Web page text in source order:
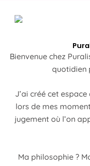
Bienvenue chez
quotidien
J’ai créé cet
lors de mes
jugement où l’on
Ma philosophie ?